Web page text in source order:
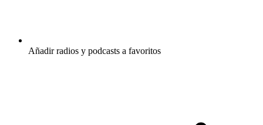
Añadir radios y podcasts a favoritos